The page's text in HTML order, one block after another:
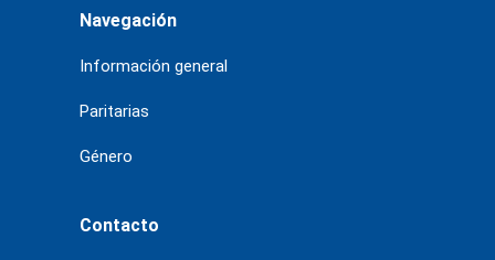
Navegación
Información general
Paritarias
Género
Contacto